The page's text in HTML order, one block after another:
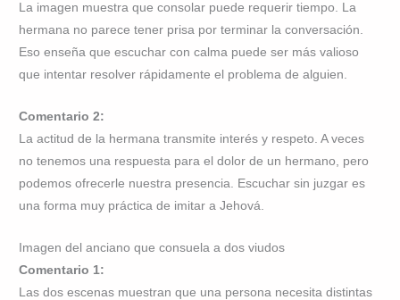
La imagen muestra que consolar puede requerir tiempo. La
hermana no parece tener prisa por terminar la conversación.
Eso enseña que escuchar con calma puede ser más valioso
que intentar resolver rápidamente el problema de alguien.
Comentario 2:
La actitud de la hermana transmite interés y respeto. A veces
no tenemos una respuesta para el dolor de un hermano, pero
podemos ofrecerle nuestra presencia. Escuchar sin juzgar es
una forma muy práctica de imitar a Jehová.
Imagen del anciano que consuela a dos viudos
Comentario 1:
Las dos escenas muestran que una persona necesita distintas